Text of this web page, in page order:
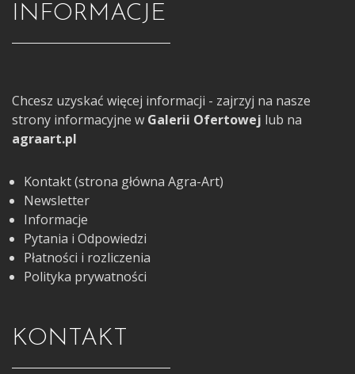
INFORMACJE
Chcesz uzyskać więcej informacji - zajrzyj na nasze
strony informacyjne w Galerii Ofertowej lub na
agraart.pl
Kontakt (strona główna Agra-Art)
Newsletter
Informacje
Pytania i Odpowiedzi
Płatności i rozliczenia
Polityka prywatności
KONTAKT